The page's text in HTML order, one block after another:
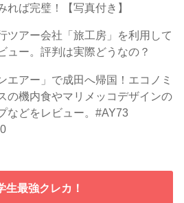
れば完璧！【写真付き】
ツアー会社「旅工房」を利用して
ュー。評判は実際どうなの？
エアー」で成田へ帰国！エコノミ
の機内食やマリメッコデザインの
などをレビュー。#AY73
最強クレカ！